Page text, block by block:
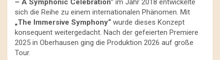
– A Symphonic Celebration“ im Jahr 2018 entwickelte
sich die Reihe zu einem internationalen Phänomen. Mit
„The Immersive Symphony“ wurde dieses Konzept
konsequent weitergedacht. Nach der gefeierten Premiere
2025 in Oberhausen ging die Produktion 2026 auf große
Tour.